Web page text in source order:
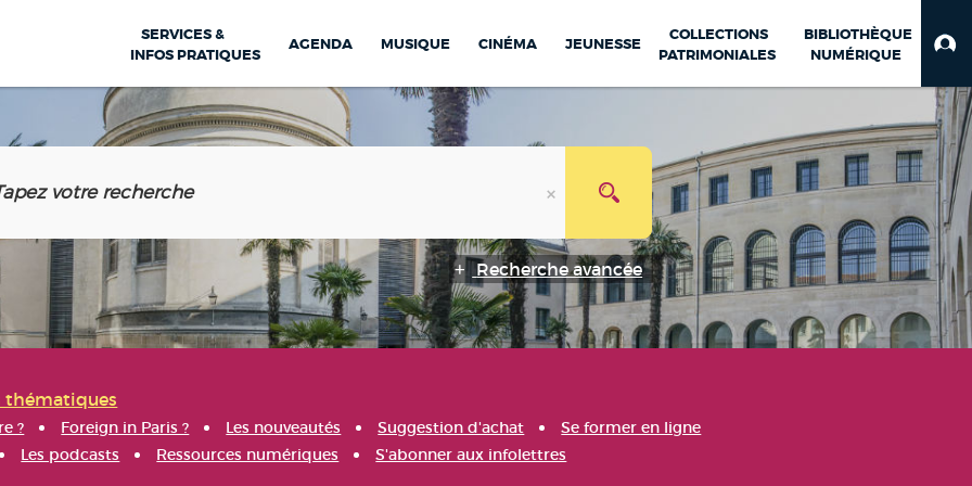
SERVICES &
INFOS PRATIQUES
AGENDA MUSIQUE CINÉMA JEUNESSE
COLLECTIONS
PATRIMONIALES
BIBLIOTHÈQUE
NUMÉRIQUE
Recherche avancée
thématiques
? Foreign in Paris ? Les nouveautés Suggestion d'achat
Se former en ligne
Les podcasts Ressources numériques S'abonner aux infolettres